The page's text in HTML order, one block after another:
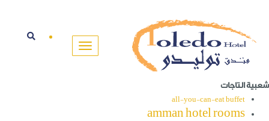
شعبية التاجات
all-you-can-eat buffet
amman hotel rooms